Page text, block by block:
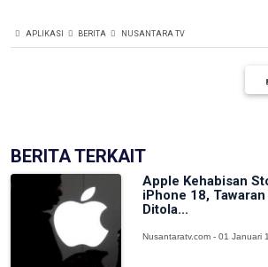
APLIKASI BERITA NUSANTARA TV
BERITA TERKAIT
Apple Kehabisan
iPhone 18,
Ditola...
Nusantaratv.com - 01 Januari